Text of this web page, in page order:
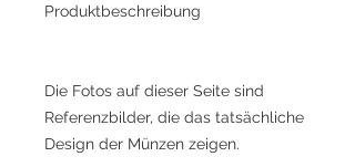
Produktbeschreibung
Die Fotos auf dieser Seite sind
Referenzbilder, die das tatsächliche
Design der Münzen zeigen.